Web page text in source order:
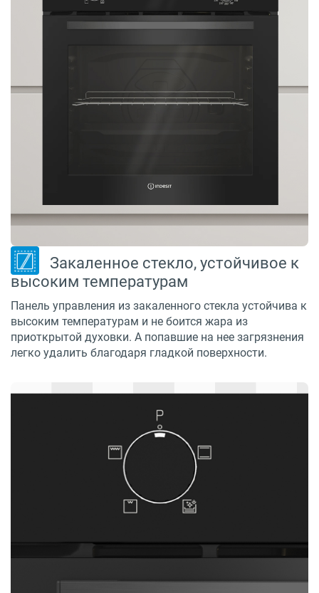
Закаленное стекло, устойчивое к
высоким температурам
Панель управления из закаленного стекла устойчива к
высоким температурам и не боится жара из
приоткрытой духовки. А попавшие на нее загрязнения
легко удалить благодаря гладкой поверхности.